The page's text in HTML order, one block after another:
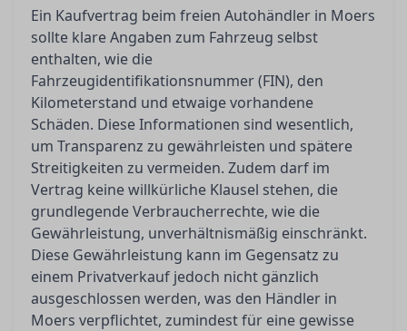
Ein Kaufvertrag beim freien Autohändler in Moers
sollte klare Angaben zum Fahrzeug selbst
enthalten, wie die
Fahrzeugidentifikationsnummer (FIN), den
Kilometerstand und etwaige vorhandene
Schäden. Diese Informationen sind wesentlich,
um Transparenz zu gewährleisten und spätere
Streitigkeiten zu vermeiden. Zudem darf im
Vertrag keine willkürliche Klausel stehen, die
grundlegende Verbraucherrechte, wie die
Gewährleistung, unverhältnismäßig einschränkt.
Diese Gewährleistung kann im Gegensatz zu
einem Privatverkauf jedoch nicht gänzlich
ausgeschlossen werden, was den Händler in
Moers verpflichtet, zumindest für eine gewisse